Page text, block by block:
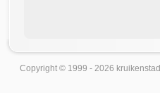
Copyright © 1999 - 2026 kruikenstad